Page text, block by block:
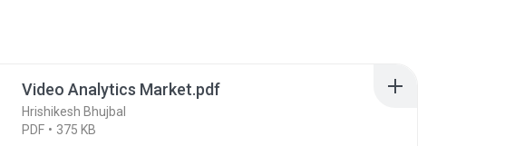
Video Analytics Market.pdf
Hrishikesh Bhujbal
PDF
375 KB